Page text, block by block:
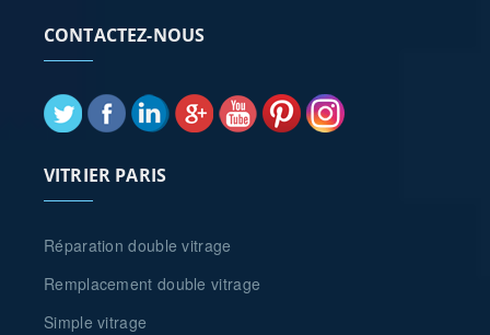
CONTACTEZ-NOUS
VITRIER PARIS
Réparation double vitrage
Remplacement double vitrage
Simple vitrage